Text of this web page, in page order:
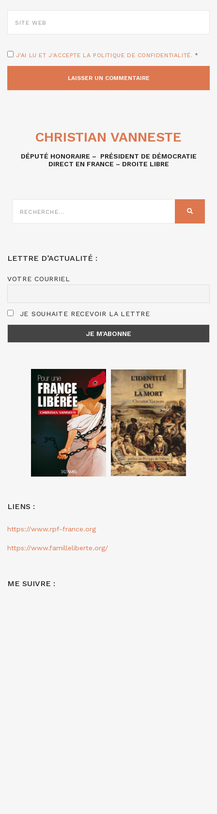
WEB
J'AI LU ET J'ACCEPTE LA POLITIQUE DE CONFIDENTIALITÉ. *
CHRISTIAN VANNESTE
DÉPUTÉ HONORAIRE – PRÉSIDENT DE DÉMOCRATIE
DIRECT EN FRANCE – DROITE LIBRE
SUR
LETTRE D’ACTUALITÉ :
VOTRE COURRIEL
JE SOUHAITE RECEVOIR LA LETTRE
LIENS :
https://www.rpf-france.org
https://www.familleliberte.org/
ME SUIVRE :